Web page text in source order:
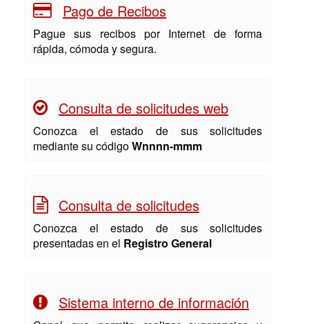
Pago de Recibos
Pague sus recibos por Internet de forma
rápida, cómoda y segura.
Consulta de solicitudes web
Conozca el estado de sus solicitudes
mediante su códigoWnnnn-mmm
Consulta de solicitudes
Conozca el estado de sus solicitudes
presentadas en el Registro General
Sistema interno de información